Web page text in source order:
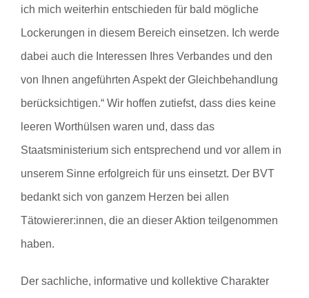
ich mich weiterhin entschieden für bald mögliche
Lockerungen in diesem Bereich einsetzen. Ich werde
dabei auch die Interessen Ihres Verbandes und den
von Ihnen angeführten Aspekt der Gleichbehandlung
berücksichtigen.“ Wir hoffen zutiefst, dass dies keine
leeren Worthülsen waren und, dass das
Staatsministerium sich entsprechend und vor allem in
unserem Sinne erfolgreich für uns einsetzt. Der BVT
bedankt sich von ganzem Herzen bei allen
Tätowierer:innen, die an dieser Aktion teilgenommen
haben.
Der sachliche, informative und kollektive Charakter